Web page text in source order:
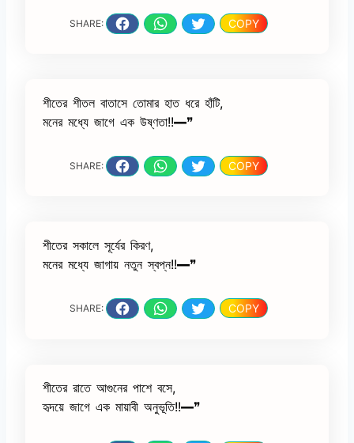
SHARE: COPY
শীতের শীতল বাতাসে তোমার হাত ধরে হাঁটি,
মনের মধ্যে জাগে এক উষ্ণতা!!━❞
SHARE: COPY
শীতের সকালে সূর্যের কিরণ,
মনের মধ্যে জাগায় নতুন স্বপ্ন!!━❞
SHARE: COPY
শীতের রাতে আগুনের পাশে বসে,
হৃদয়ে জাগে এক মায়াবী অনুভূতি!!━❞